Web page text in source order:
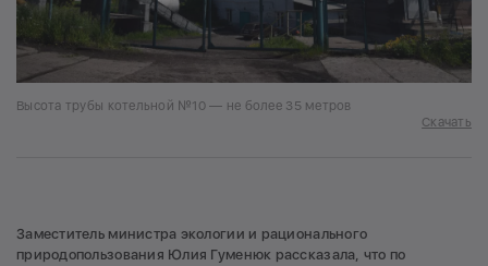
Высота трубы котельной №10 — не более 35 метров
Скачать
Заместитель министра экологии и рационального
природопользования Юлия Гуменюк рассказала, что по